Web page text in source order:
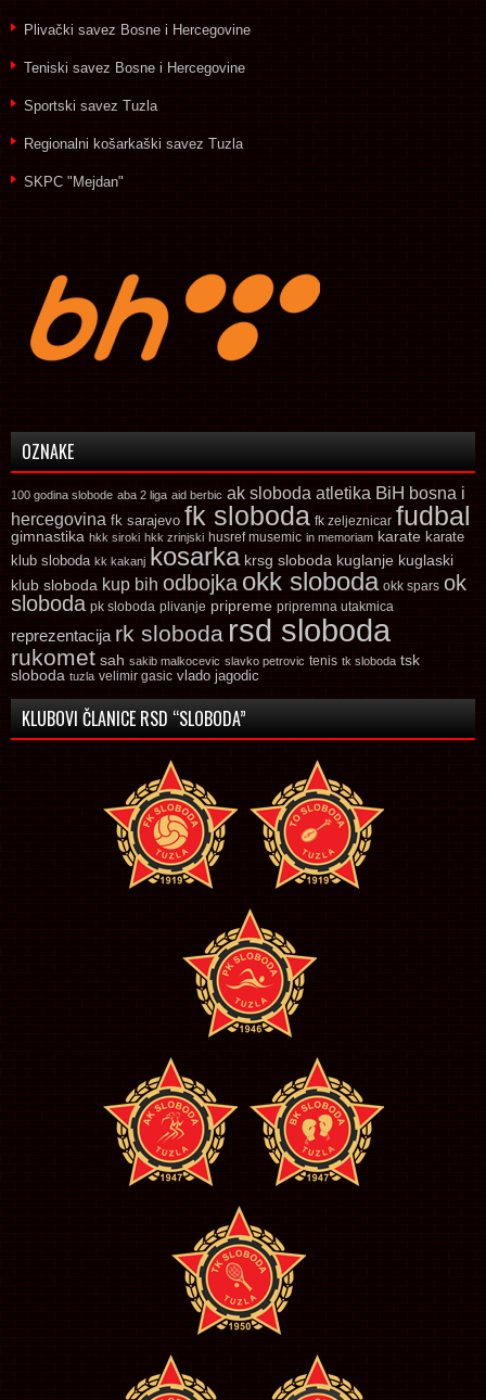
Plivački savez Bosne i Hercegovine
Teniski savez Bosne i Hercegovine
Sportski savez Tuzla
Regionalni košarkaški savez Tuzla
SKPC "Mejdan"
OZNAKE
100 godina slobode aba 2 liga aid berbic ak sloboda atletika BiH bosna i
hercegovina fk sarajevo fk sloboda fk zeljeznicar fudbal
gimnastika hkk siroki hkk zrinjski husref musemic in memoriam karate karate
klub sloboda kk kakanj kosarka krsg sloboda kuglanje kuglaski
klub sloboda kup bih odbojka okk sloboda okk spars ok
sloboda pk sloboda plivanje pripreme pripremna utakmica
reprezentacija rk sloboda rsd sloboda
rukomet sah sakib malkocevic slavko petrovic tenis tk sloboda tsk
sloboda tuzla velimir gasic vlado jagodic
KLUBOVI ČLANICE RSD “SLOBODA”